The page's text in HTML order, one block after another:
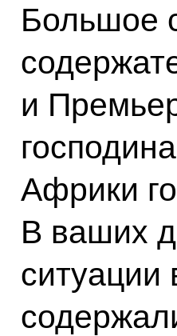
Большое
и
господина
Африки
В ваших
ситуации